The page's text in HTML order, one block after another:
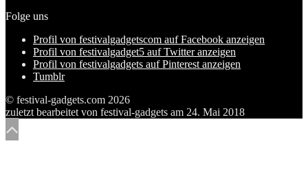
Folge uns
Profil von festivalgadgetscom auf Facebook anzeigen
Profil von festivalgadget5 auf Twitter anzeigen
Profil von festivalgadgets auf Pinterest anzeigen
Tumblr
© festival-gadgets.com 2026
zuletzt bearbeitet von festival-gadgets am 24. Mai 2018